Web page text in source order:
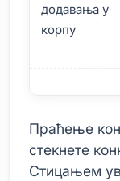
додавања у
корпу
Праћење
стекнете
Стицањем